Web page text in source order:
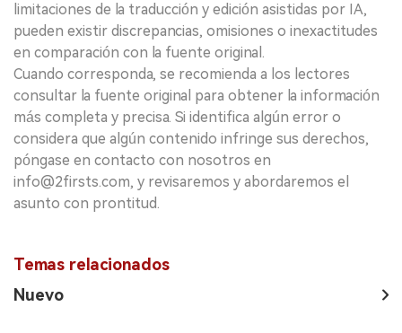
limitaciones de la traducción y edición asistidas por IA,
pueden existir discrepancias, omisiones o inexactitudes
en comparación con la fuente original.
Cuando corresponda, se recomienda a los lectores
consultar la fuente original para obtener la información
más completa y precisa. Si identifica algún error o
considera que algún contenido infringe sus derechos,
póngase en contacto con nosotros en
info@2firsts.com, y revisaremos y abordaremos el
asunto con prontitud.
Temas relacionados
Nuevo